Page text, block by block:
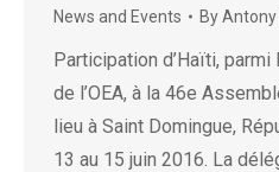
News and Events ByAntony
Participation d’Haïti,
de l’OEA, à la 46e
lieu à Saint Domingue,
13 au 15 juin 2016. La